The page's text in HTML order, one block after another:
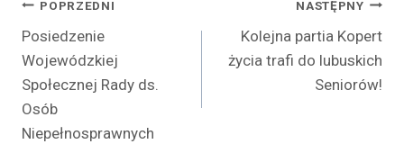
Nawigacja
wpisu
POPRZEDNI
Posiedzenie
Wojewódzkiej
Społecznej Rady ds.
Osób
Niepełnosprawnych
NASTĘPNY
Kolejna partia Kopert
życia trafi do lubuskich
Seniorów!